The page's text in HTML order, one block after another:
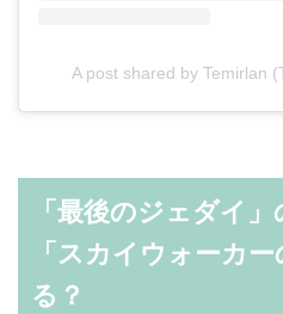
A post shared by Temirlan
「最後のジェダイ
「スカイウォーカ
る？